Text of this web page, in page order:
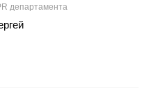
департамента